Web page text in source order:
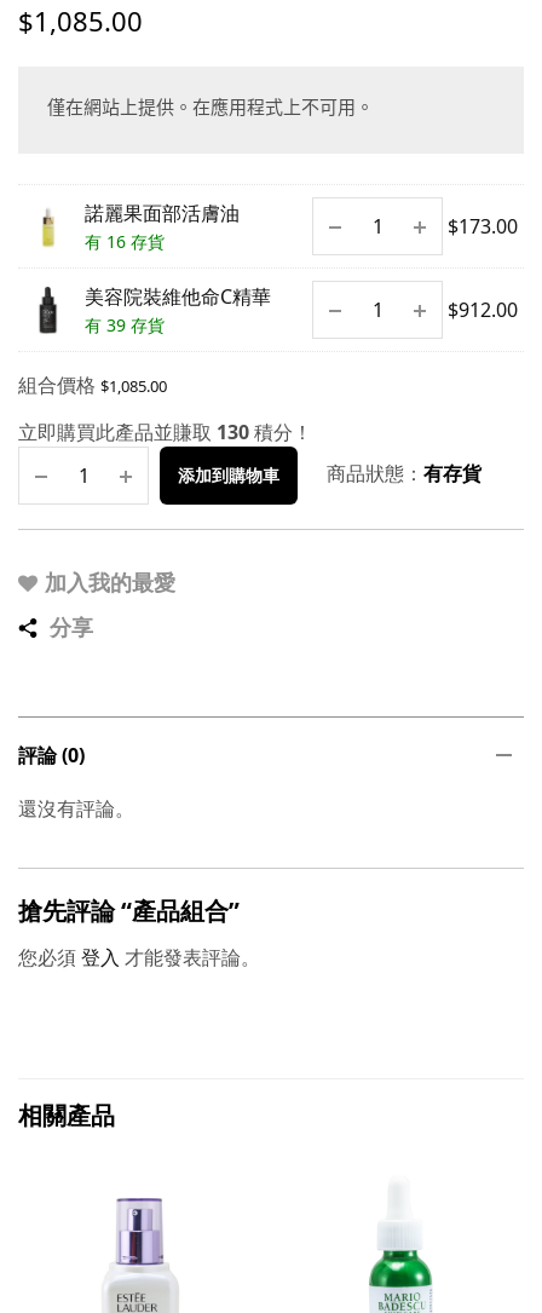
$1,085.00
僅在網站上提供。在應用程式上不可用。
諾麗果面部活膚油
有 16 存貨
$173.00
美容院裝維他命C精華
有 39 存貨
$912.00
組合價格 $1,085.00
立即購買此產品並賺取 130積分！
添加到購物車 商品狀態： 有存貨
加入我的最愛
分享
評論 (0)
還沒有評論。
搶先評論 “產品組合”
您必須登入 才能發表評論。
相關產品